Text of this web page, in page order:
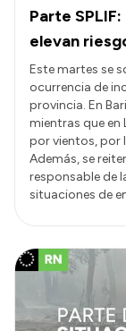
Parte
elevan
Este martes se
ocurrencia de
provincia. En
mientras que en
por vientos, por
Además, se
responsable de
situaciones de